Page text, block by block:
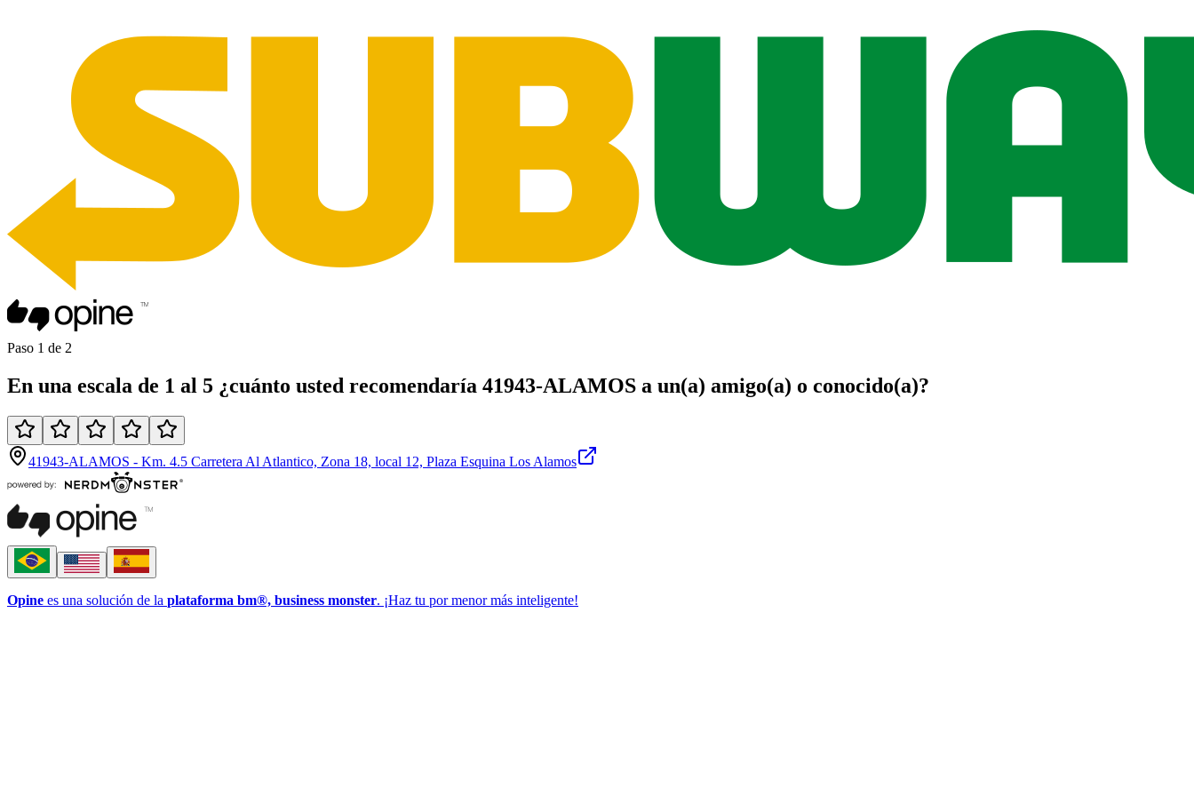
Paso 1 de 2
En una escala de 1 al 5 ¿cuánto usted recomendaría 41943-ALAMOS a un(a) amigo(a) o conocido(a)?
41943-ALAMOS - Km. 4.5 Carretera Al Atlantico, Zona 18, local 12, Plaza Esquina Los Alamos
Opine es una solución de la plataforma bm®, business monster. ¡Haz tu por menor más inteligente!